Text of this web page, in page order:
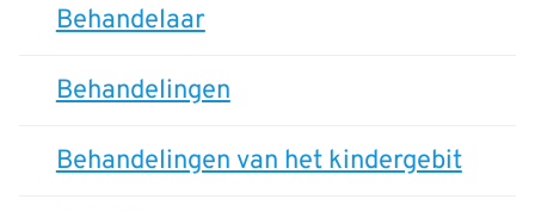
Behandelaar
Behandelingen
Behandelingen van het kindergebit